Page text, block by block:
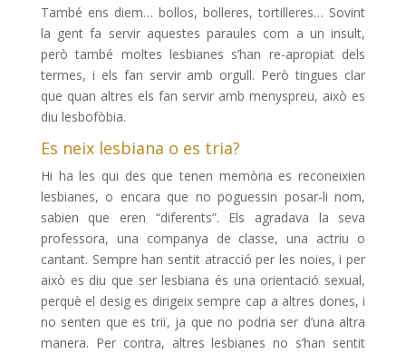
També ens diem… bollos, bolleres, tortilleres… Sovint
la gent fa servir aquestes paraules com a un insult,
però també moltes lesbianes s’han re-apropiat dels
termes, i els fan servir amb orgull. Però tingues clar
que quan altres els fan servir amb menyspreu, això es
diu lesbofòbia.
Es neix lesbiana o es tria?
Hi ha les qui des que tenen memòria es reconeixien
lesbianes, o encara que no poguessin posar-li nom,
sabien que eren “diferents”. Els agradava la seva
professora, una companya de classe, una actriu o
cantant. Sempre han sentit atracció per les noies, i per
això es diu que ser lesbiana és una orientació sexual,
perquè el desig es dirigeix sempre cap a altres dones, i
no senten que es triï, ja que no podria ser d’una altra
manera. Per contra, altres lesbianes no s’han sentit